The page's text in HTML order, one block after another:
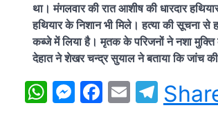
था। मंगलवार की रात आशीष की धारदार
हथियार के निशान भी मिले। हत्या की सूचना
कब्जे में लिया है। मृतक के परिजनों ने नशा मुक्ति
देहात ने शेखर चन्द्र सुयाल ने बताया कि जांच की
WhatsApp
Messenger
Facebook
Email